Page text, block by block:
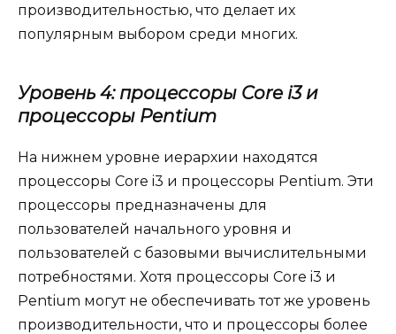
производительностью, что делает их
популярным выбором среди многих.
Уровень 4: процессоры Core i3 и
процессоры Pentium
На нижнем уровне иерархии находятся
процессоры Core i3 и процессоры Pentium. Эти
процессоры предназначены для
пользователей начального уровня и
пользователей с базовыми вычислительными
потребностями. Хотя процессоры Core i3 и
Pentium могут не обеспечивать тот же уровень
производительности, что и процессоры более